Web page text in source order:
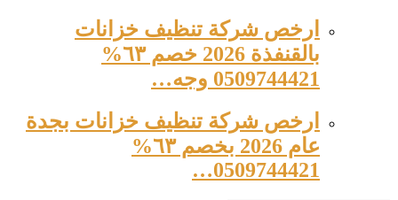
ارخص شركة تنظيف خزانات
بالقنفذة 2026 خصم ٦٣%
0509744421 وجه…
ارخص شركة تنظيف خزانات بجدة
عام 2026 بخصم ٦٣%
0509744421…